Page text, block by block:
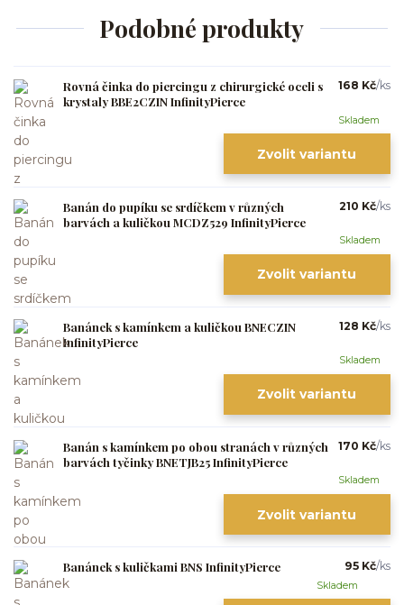
Podobné produkty
Rovná činka do piercingu z chirurgické oceli s
krystaly BBE2CZIN InfinityPierce
168 Kč/ks
Skladem
Zvolit variantu
Banán do pupíku se srdíčkem v různých
barvách a kuličkou MCDZ529 InfinityPierce
210 Kč/ks
Skladem
Zvolit variantu
Banánek s kamínkem a kuličkou BNECZIN
InfinityPierce
128 Kč/ks
Skladem
Zvolit variantu
Banán s kamínkem po obou stranách v různých
barvách tyčinky BNETJB25 InfinityPierce
170 Kč/ks
Skladem
Zvolit variantu
Banánek s kuličkami BNS InfinityPierce 95 Kč/ks
Skladem